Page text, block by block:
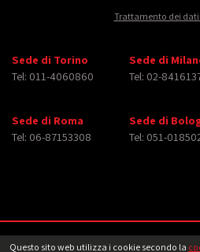
Questo sito web utilizza i cookie secondo la
Trattamento dei
Sede di Torino
Tel: 011-4060860
Sede di
Tel: 02-
Sede di Roma
Tel: 06-87153308
Sede di
Tel: 051-
Copyright © 2026 iMasterArt S.r.l. ‐ All